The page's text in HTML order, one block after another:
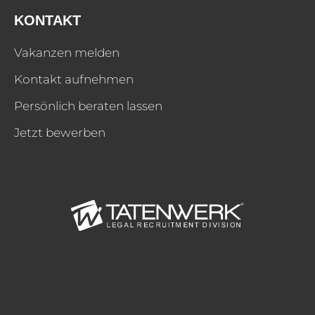
KONTAKT
Vakanzen melden
Kontakt aufnehmen
Persönlich beraten lassen
Jetzt bewerben